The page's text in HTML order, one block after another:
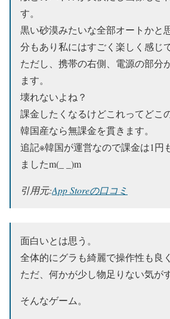
す。
黒い砂漠みたいな全部オートかと
分もあり私にはすごく楽しく感じ
ただし、携帯の右側、電源の部分
ます。
壊れないよね？
課金したくなるけどこれってどこ
韓国産なら無課金を貫きます。
追記※韓国が運営なので課金は1円
ましたm(_ _)m
引用元:App Storeの口コミ
面白いとは思う。
全体的にグラも綺麗で操作性も良
ただ、何かが少し物足りない気がす
そんなゲーム。